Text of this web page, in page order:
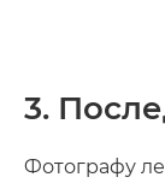
3.
Фотографу